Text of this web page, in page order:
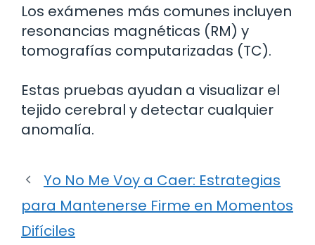
Los exámenes más comunes incluyen
resonancias magnéticas (RM) y
tomografías computarizadas (TC).
Estas pruebas ayudan a visualizar el
tejido cerebral y detectar cualquier
anomalía.
Yo No Me Voy a Caer: Estrategias
para Mantenerse Firme en Momentos
Difíciles